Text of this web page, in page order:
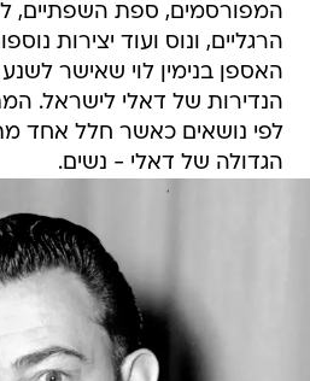
המפורסמים, ספת השפתיים,
הרגליים, ונוס ועוד יצירות
האספן בנימין לוי שאישר
הנדירות של דאלי לישראל.
לפי נושאים כאשר חלל אחד
הגדולה של דאלי - נשים.